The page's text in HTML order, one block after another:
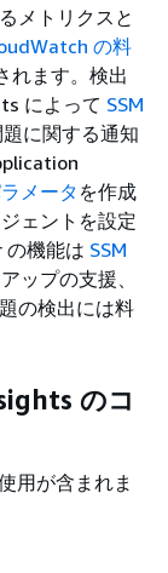
メトリクスと
の料
れます。検出
によって SSM
に関する通知
メータ を作成
ェントを設定
の機能は SSM
ップの支援、
の検出には料
のコ
用が含まれま